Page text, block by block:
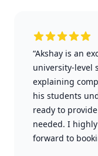
“Akshay is an
university-level
explaining
his students
ready to
needed. I
forward to